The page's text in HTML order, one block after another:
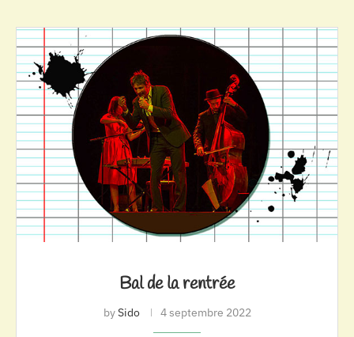
Bal de la rentrée
bySido 4 septembre 2022